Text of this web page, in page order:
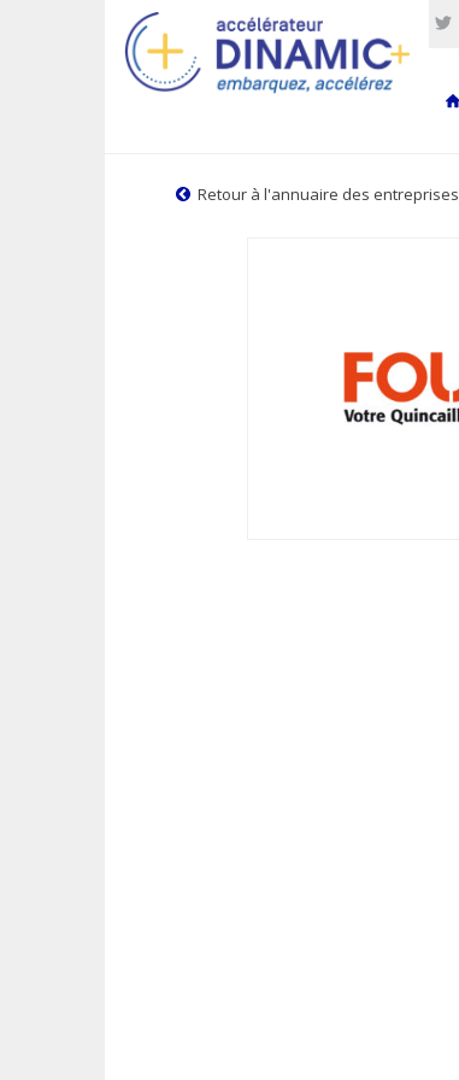
Retour à l'annuaire des entreprises
Cookies management panel